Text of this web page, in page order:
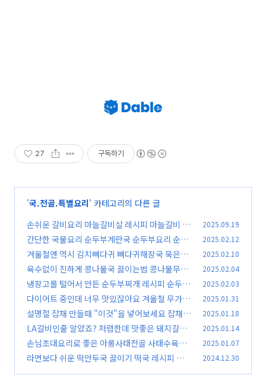
27 구독하기
'국.전골.특별요리' 카테고리의 다른 글
손쉬운 갈비요리 마늘갈비살 레시피 마늘갈비 갈
비양념 명절요리 손님초대요리 갈비재우는법 갈
비양념레시피
(244)
2025.09.19
간단한 국물요리 순두부계란국 순두부요리 순두
부계란국 레시피 아침국물요리 순두부계란국 끓
이기 김진옥요리가좋다 (4)
2025.02.12
겨울철엔 역시 김치뼈다귀 뼈다귀해장국 묵은지
뼈다귀탕 돼지등뼈감자탕 돼지등뼈탕 돼지등뼈
김치찌개 끓이는법 김진옥요리가좋다
(8)
2025.02.10
육수없이 진하게 콩나물국 끓이는법 콩나물무침
쉽게 만들기 김진옥 요리가좋다 콩나물국 레시피
콩나물무침 만드는법
(9)
2025.02.04
냉장고를 털어서 만든 순두부찌개 레시피 순두부
찌개 맛있게 끓이는법 돼지고기 순두부찌개 양념
장 만들기 김진옥요리가좋다
(9)
2025.02.03
다이어트 중인데 너무 맛있잖아요 겨울철 무가 맛
있을때 무를 넣은 골뱅이무생채무침 골뱅이무침
레시피 골뱅이무침 만들기 김진옥요리가좋다
2025.01.31
설명절 잡채 만들때 "이것"을 넣어보세요 잡채
황금레시피 불지 않게 잡채 만들기 김진옥요리가
좋다 잡채재료 (6)
2025.01.18
LA갈비인줄 알았죠? 저렴한데 맛좋은 돼지갈비
구이 돼지갈비찜 갈비양념 갈비구이양념 갈비레
시피 김진옥요리가좋다
(10)
2025.01.14
손님초대요리로 좋은 아롱사태전골 사태수육전
골(찜) 만드는법 김진옥요리가좋다 (13)
2025.01.07
라면보다 쉬운 떡만두국 끓이기 떡국 레시피 떡만
2024.12.30